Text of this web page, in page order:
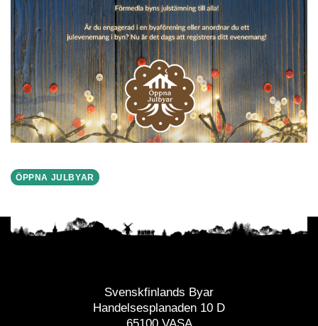
ÖPPNA JULBYAR
Svenskfinlands Byar
Handelsesplanaden 10 D